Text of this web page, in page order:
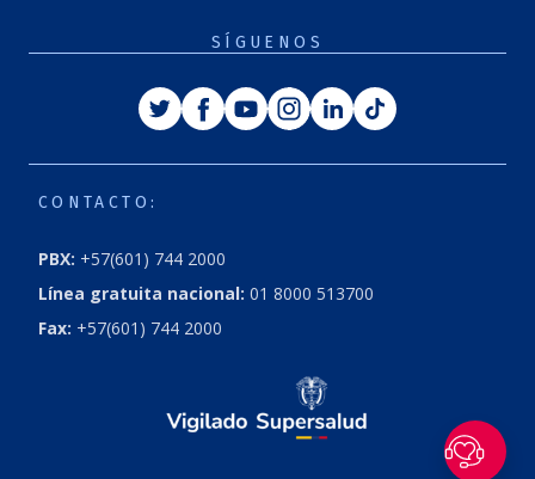
SÍGUENOS
TwitterFacebook
YoutubeInstagram
LinkedinTiktok
CONTACTO:
PBX: +57(601) 744 2000
Línea gratuita nacional: 01 8000 513700
Fax: +57(601) 744 2000